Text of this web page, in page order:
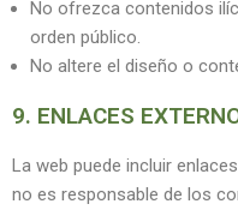
No ofrezca contenidos
orden público.
No altere el diseño o
9. ENLACES
La web puede incluir
no es responsable de los